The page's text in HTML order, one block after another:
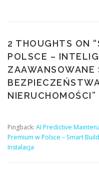
2 THOUGHTS ON “
POLSCE –
ZAAWANSOWANE
NIERUCHOMOŚCI”
Pingback: AI Predictive
Premium w Polsce – Smart
Instalacja